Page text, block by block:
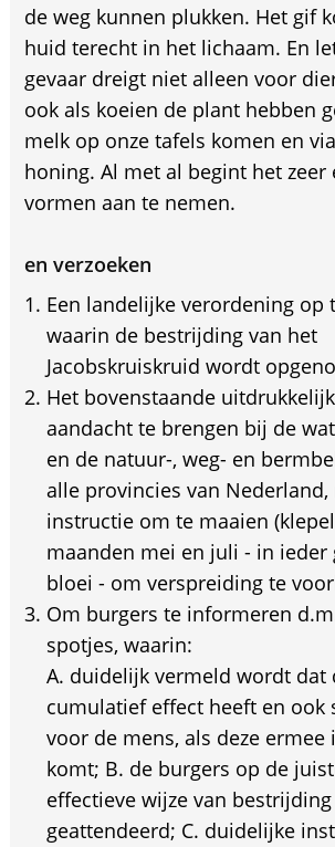
de weg kunnen plukken. Het gif
huid terecht in het lichaam. En
gevaar dreigt niet alleen voor
ook als koeien de plant hebben
melk op onze tafels komen en
honing. Al met al begint het zeer
vormen aan te nemen.
en verzoeken
Een landelijke verordening op
waarin de bestrijding van het
Jacobskruiskruid wordt
Het bovenstaande
aandacht te brengen bij de
en de natuur-, weg- en
alle provincies van Nederland,
instructie om te maaien
maanden mei en juli - in ieder
bloei - om verspreiding te
Om burgers te informeren
spotjes, waarin:
A. duidelijk vermeld wordt dat
cumulatief effect heeft en ook
voor de mens, als deze ermee
komt; B. de burgers op de
effectieve wijze van
geattendeerd; C. duidelijke